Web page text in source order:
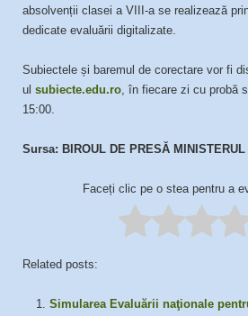
absolvenții clasei a VIII-a se realizează
dedicate evaluării digitalizate.
Subiectele și baremul de corectare vor fi
ul subiecte.edu.ro, în fiecare zi cu probă
15:00.
Sursa: BIROUL DE PRESĂ MINISTERUL
Faceți clic pe o stea pentru a
Related posts:
Simularea Evaluării naţionale